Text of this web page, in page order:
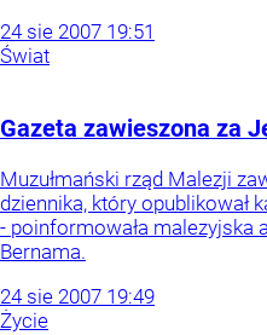
24 sie 2007 19:51
Świat
Gazeta zawieszona za
Muzułmański rząd Malezji
dziennika, który opublikował
- poinformowała malezyjska
Bernama.
24 sie 2007 19:49
Życie